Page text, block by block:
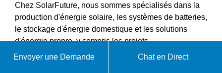
Chez SolarFuture, nous sommes spécialisés dans la
production d'énergie solaire, les systèmes de batteries,
le stockage d'énergie domestique et les solutions
d'énergie propre, y compris les projets
photovoltaïques, les systèmes de stockage d'énergie,
Envoyer une Demande Chat en Direct